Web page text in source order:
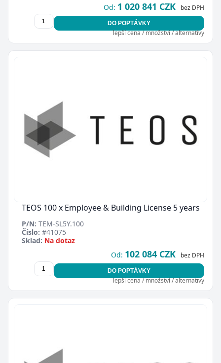
Od: 1 020 841 CZK bez DPH
DO POPTÁVKY
lepší cena / množství / alternativy
TEOS 100 x Employee & Building License 5 years
P/N: TEM-SL5Y.100
Číslo: #41075
Sklad: Na dotaz
Od: 102 084 CZK bez DPH
DO POPTÁVKY
lepší cena / množství / alternativy